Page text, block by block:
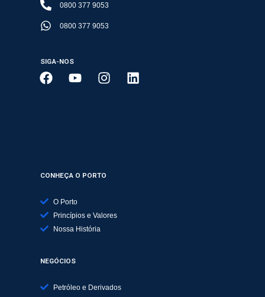
0800 377 9053
0800 377 9053
SIGA-NOS
CONHEÇA O PORTO
O Porto
Princípios e Valores
Nossa História
NEGÓCIOS
Petróleo e Derivados